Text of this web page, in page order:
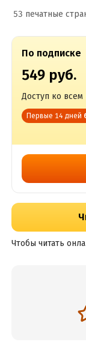
53 печатные
По подписке
549 руб.
Доступ ко всем
Первые 14 дней
Чтобы читать